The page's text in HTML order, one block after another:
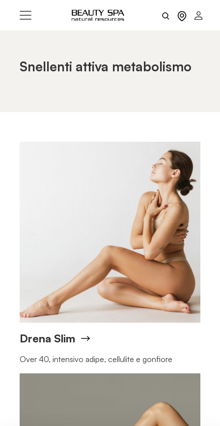
Snellenti attiva metabolismo
Drena Slim
Over 40, intensivo adipe, cellulite e gonfiore